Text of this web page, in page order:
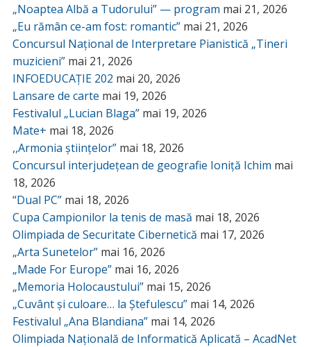
„Noaptea Albă a Tudorului” — program mai 21, 2026
„Eu rămân ce-am fost: romantic” mai 21, 2026
Concursul Național de Interpretare Pianistică „Tineri
muzicieni” mai 21, 2026
INFOEDUCAȚIE 202 mai 20, 2026
Lansare de carte mai 19, 2026
Festivalul „Lucian Blaga” mai 19, 2026
Mate+ mai 18, 2026
,,Armonia științelor” mai 18, 2026
Concursul interjudețean de geografie Ioniță Ichim mai
18, 2026
“Dual PC” mai 18, 2026
Cupa Campionilor la tenis de masă mai 18, 2026
Olimpiada de Securitate Cibernetică mai 17, 2026
„Arta Sunetelor” mai 16, 2026
„Made For Europe” mai 16, 2026
„Memoria Holocaustului” mai 15, 2026
„Cuvânt și culoare… la Ștefulescu” mai 14, 2026
Festivalul „Ana Blandiana” mai 14, 2026
Olimpiada Națională de Informatică Aplicată – AcadNet